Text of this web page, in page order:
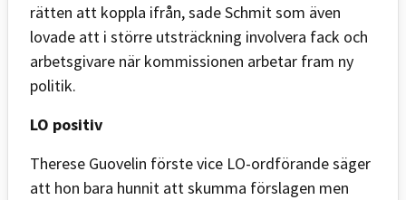
rätten att koppla ifrån, sade Schmit som även
lovade att i större utsträckning involvera fack och
arbetsgivare när kommissionen arbetar fram ny
politik.
LO positiv
Therese Guovelin förste vice LO-ordförandesäger
att hon bara hunnit att skumma förslagen men